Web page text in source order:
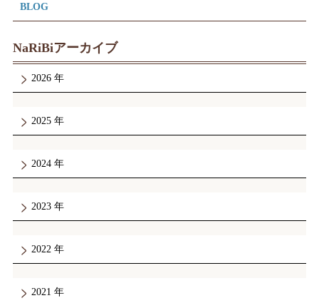
BLOG
NaRiBiアーカイブ
2026
2025
2024
2023
2022
2021